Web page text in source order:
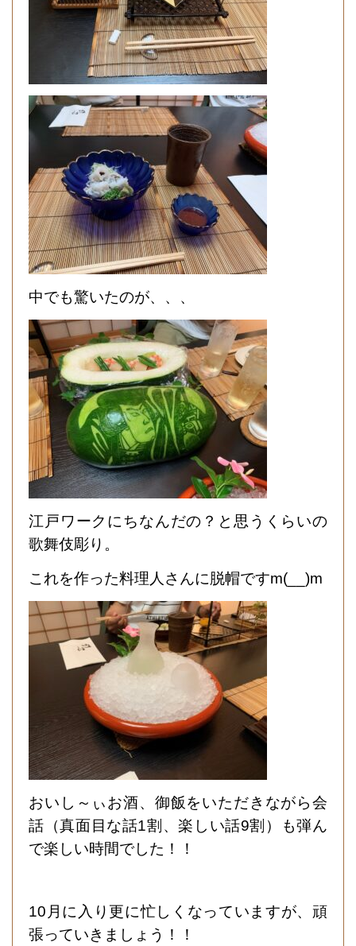
中でも驚いたのが、、、
江戸ワークにちなんだの？と思うくらいの
歌舞伎彫り。
これを作った料理人さんに脱帽ですm(__)m
おいし～ぃお酒、御飯をいただきながら会
話（真面目な話1割、楽しい話9割）も弾ん
で楽しい時間でした！！
10月に入り更に忙しくなっていますが、頑
張っていきましょう！！